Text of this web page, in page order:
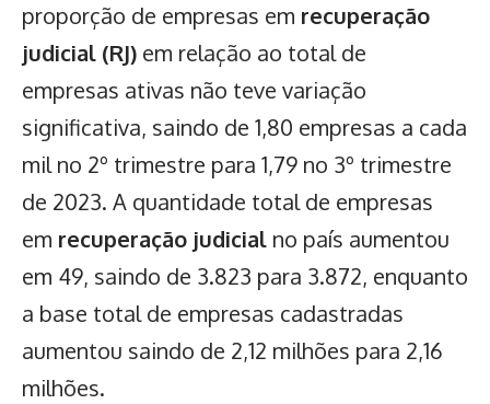
proporção de empresas em recuperação
judicial (RJ) em relação ao total de
empresas ativas não teve variação
significativa, saindo de 1,80 empresas a cada
mil no 2º trimestre para 1,79 no 3º trimestre
de 2023. A quantidade total de empresas
em recuperação judicial no país aumentou
em 49, saindo de 3.823 para 3.872, enquanto
a base total de empresas cadastradas
aumentou saindo de 2,12 milhões para 2,16
milhões.